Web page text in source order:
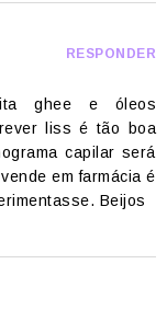
RESPONDER
ghee e óleos
liss é tão boa
capilar será
em farmácia é
Beijos